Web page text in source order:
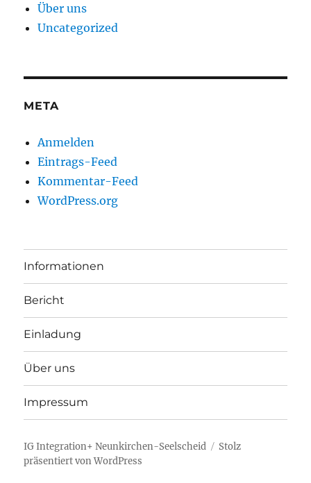
Über uns
Uncategorized
META
Anmelden
Eintrags-Feed
Kommentar-Feed
WordPress.org
Informationen
Bericht
Einladung
Über uns
Impressum
IG Integration+ Neunkirchen-Seelscheid
Stolz
präsentiert von WordPress